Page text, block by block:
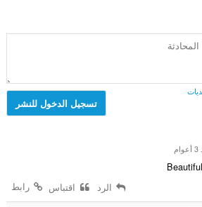
تسجيل الدخول للنشر
رابط
الرد اقتباس